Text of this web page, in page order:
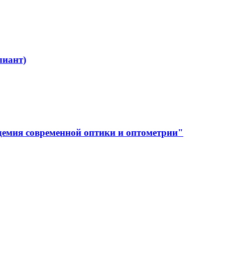
современной оптики и оптометрии"